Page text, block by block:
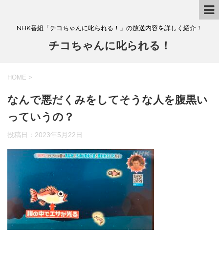
NHK番組「チコちゃんに叱られる！」の放送内容を詳しく紹介！
チコちゃんに叱られる！
HOME >
なんで悪だくみをしてそうな人を腹黒い
っていうの？
投稿日： 2023年5月22日